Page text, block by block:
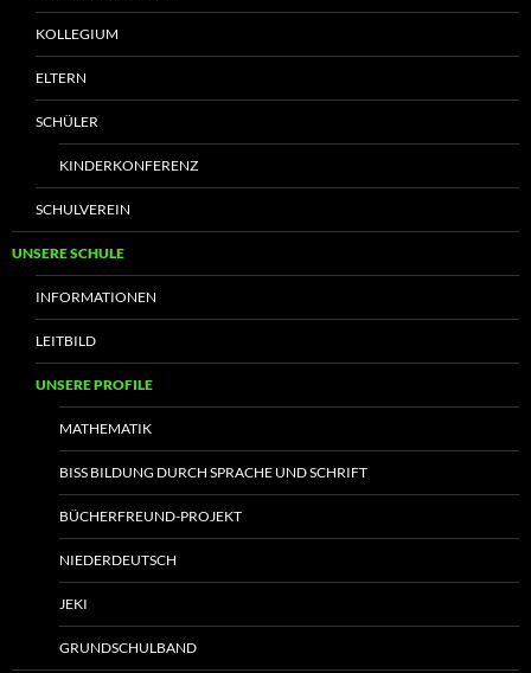
KOLLEGIUM
ELTERN
SCHÜLER
KINDERKONFERENZ
SCHULVEREIN
UNSERE SCHULE
INFORMATIONEN
LEITBILD
UNSERE PROFILE
MATHEMATIK
BISS BILDUNG DURCH SPRACHE UND SCHRIFT
BÜCHERFREUND-PROJEKT
NIEDERDEUTSCH
JEKI
GRUNDSCHULBAND